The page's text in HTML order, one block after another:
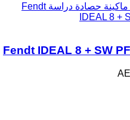
جديد ماكينة حصادة دراسة Fendt
IDEAL 8 +
Fendt IDEAL 8 + SW